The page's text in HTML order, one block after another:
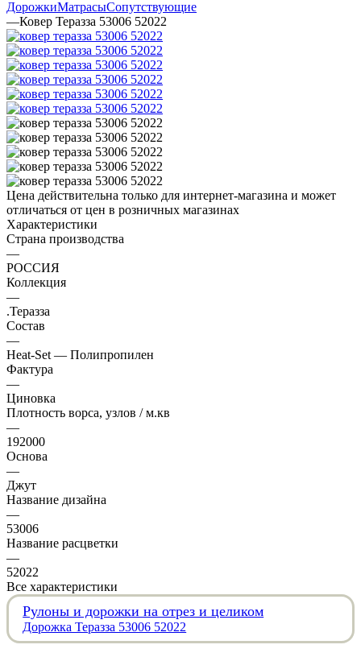
ДорожкиМатрасыСопутствующие
—Ковер Теразза 53006 52022
Цена действительна только для интернет-магазина и может
отличаться от цен в розничных магазинах
Характеристики
Страна производства
—
РОССИЯ
Коллекция
—
.Теразза
Состав
—
Heat-Set — Полипропилен
Фактура
—
Циновка
Плотность ворса, узлов / м.кв
—
192000
Основа
—
Джут
Название дизайна
—
53006
Название расцветки
—
52022
Все характеристики
Рулоны и дорожки на отрез и целиком
Дорожка Теразза 53006 52022